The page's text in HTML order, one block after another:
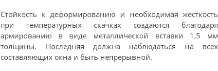
Стойкость к деформированию и необходимая жесткость
при температурных скачках создаются благодаря
армированию в виде металлической вставки 1,5 мм
толщины. Последняя должна наблюдаться на всех
составляющих окна и быть непрерывной.